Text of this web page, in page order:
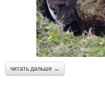
читать дальше →